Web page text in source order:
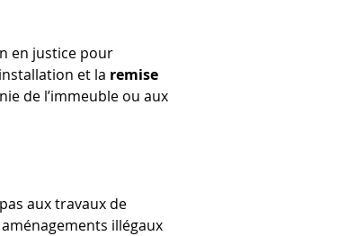
en justice pour
et la remise
de l’immeuble ou aux
aux travaux de
illégaux